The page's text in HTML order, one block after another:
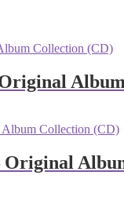
Original